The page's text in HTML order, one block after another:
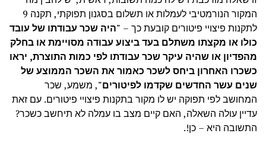
המקור הנורמטיבי לעמלות או תשלום בסגנון תפוקתי, תקנה 9
לתקנות פיצויי פיטורים קובעת כך – "היה שכר עבודתו של עובד
כולו או מקצתו משתלם בעד ביצוע עבודה מסויימת או בחלק
מהפדיון או שהיה עיקר שכר עבודתו לפי כמות התוצרת, יראו
כשכרו האחרון ביחס לשכר כאמור את השכר הממוצע של
שנים עשר החדשים שקדמו לפיטורים", משמע, שכר
המחושב לפי תפוקה יש לו מקור בתקנות פיצויי פיטורים. עם זאת
עדיין עולה השאלה, האם קיים מצב בו עמלה לא תיחשב כשכר?
התשובה היא – כן!.